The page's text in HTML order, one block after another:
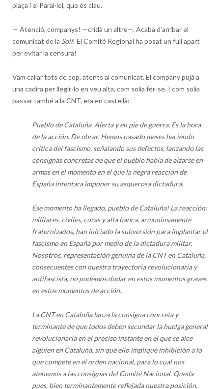
plaça i el Paral·lel, que és clau.
— Atenció, companys! —cridà un altre—. Acaba d’arribar el
comunicat de la Soli! El Comitè Regional ha posat un full apart
per evitar la censura!
Vam callar tots de cop, atents al comunicat. El company pujà a
una cadira per llegir-lo en veu alta, com solia fer-se. I com solia
passar també a la CNT, era en castellà:
Pueblo de Cataluña. Alerta y en pie de guerra. Es la hora
de la acción. De obrar. Hemos pasado meses haciendo
crítica del fascismo, señalando sus defectos, lanzando las
consignas concretas de que el pueblo había de alzarse en
armas en el momento en el que la negra reacción de
España intentara imponer su asquerosa dictadura.
Ese momento ha llegado, pueblo de Cataluña! La reacción:
militares, civiles, curas y alta banca, armoniosamente
fraternizados, han iniciado la subversión para implantar el
fascismo en España por medio de la dictadura militar.
Nosotros, representación genuina de la CNT en Cataluña,
consecuentes con nuestra trayectoria revolucionaria y
antifascista, no podemos dudar en estos momentos graves,
en estos momentos de acción.
La CNT en Cataluña lanza la consigna concreta y
terminante de que todos deben secundar la huelga general
revolucionaria en el preciso instante en el que se alce
alguien en Cataluña, sin que ello implique inhibición a lo
que compete en el orden nacional, para lo cual nos
atenemos a las consignas del Comité Nacional. Queda
pues, bien terminantemente reflejada nuestra posición.